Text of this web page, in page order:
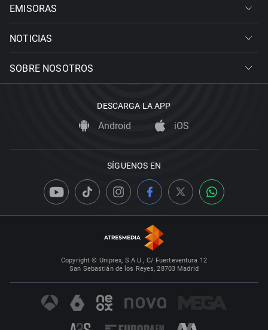
EMISORAS
NOTICIAS
SOBRE NOSOTROS
DESCARGA LA APP
Android iOS
SÍGUENOS EN
Copyright © Uniprex, S.A.U., C/ Fuerteventura 12
San Sebastián de los Reyes, 28703 Madrid